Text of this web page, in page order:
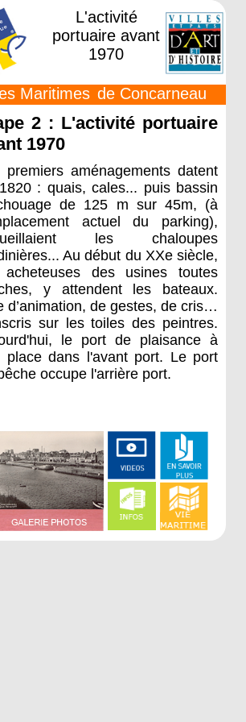
L'activité
portuaire avant
1970
Maritimes de Concarneau
2 : L'activité portuaire
1970
premiers aménagements datent
: quais, cales... puis bassin
de 125 m sur 45m, (à
actuel du parking),
les chaloupes
Au début du XXe siècle,
acheteuses des usines toutes
y attendent les bateaux.
d’animation, de gestes, de cris…
sur les toiles des peintres.
le port de plaisance à
place dans l'avant port. Le port
occupe l'arrière port.